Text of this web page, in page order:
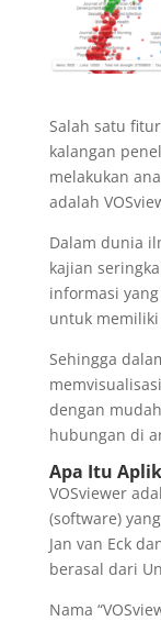
Salah satu
kalangan
melakukan
adalah
Dalam dunia
kajian
informasi
untuk
Sehingga
dengan
hubungan di
Apa Itu
VOSviewer
(software)
Jan van Eck
berasal dari
Nama